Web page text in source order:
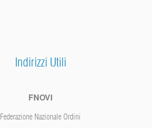
Indirizzi Utili
FNOVI
Federazione Nazionale Ordini